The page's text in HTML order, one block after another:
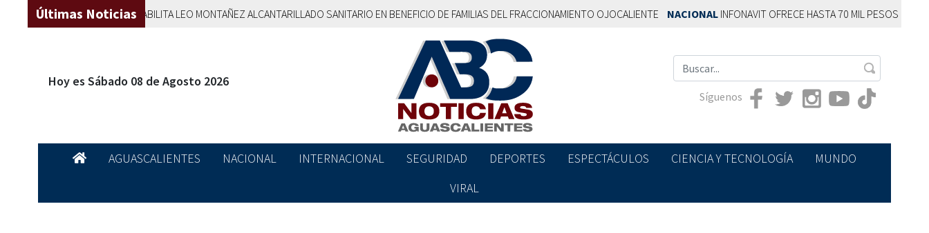
Últimas Noticias
AGUASCALIENTESREHABILITA LEO MONTAÑEZ ALCANTARILLADO SANITARIO EN BENEFICIO DE FAMILIAS DEL FRACCIONAMIENTO OJOCALIENTE NACIONALINFONAVIT OFRECE HASTA 70 MIL PESOS EXTRA
Hoy es Sábado 08 de Agosto 2026
Síguenos
AGUASCALIENTES NACIONAL INTERNACIONAL SEGURIDAD DEPORTES ESPECTÁCULOS CIENCIA Y TECNOLOGÍA
MUNDO
VIRAL